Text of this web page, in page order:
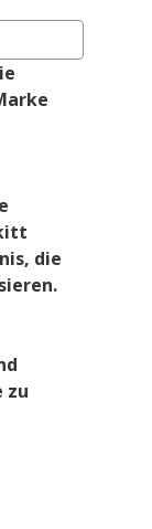
die
zu